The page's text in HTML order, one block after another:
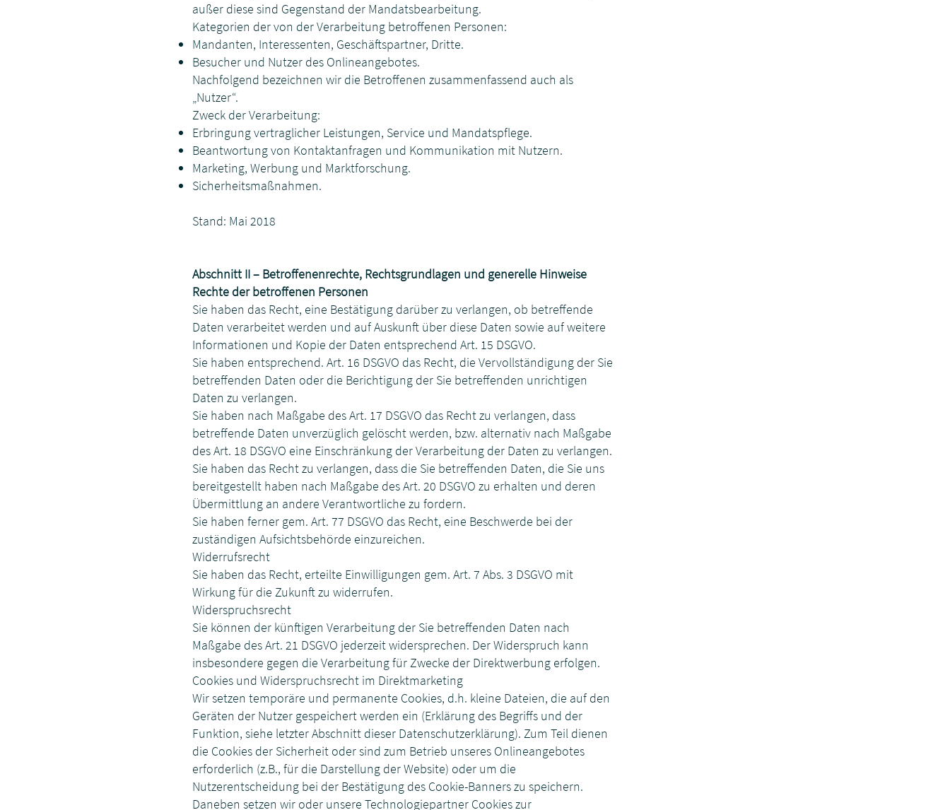
außer diese sind Gegenstand der Mandatsbearbeitung.
Kategorien der von der Verarbeitung betroffenen Personen:
Mandanten, Interessenten, Geschäftspartner, Dritte.
Besucher und Nutzer des Onlineangebotes.
Nachfolgend bezeichnen wir die Betroffenen zusammenfassend auch als
„Nutzer“.
Zweck der Verarbeitung:
Erbringung vertraglicher Leistungen, Service und Mandatspflege.
Beantwortung von Kontaktanfragen und Kommunikation mit Nutzern.
Marketing, Werbung und Marktforschung.
Sicherheitsmaßnahmen.
Stand: Mai 2018
Abschnitt II – Betroffenenrechte, Rechtsgrundlagen und generelle Hinweise
Rechte der betroffenen Personen
Sie haben das Recht, eine Bestätigung darüber zu verlangen, ob betreffende
Daten verarbeitet werden und auf Auskunft über diese Daten sowie auf weitere
Informationen und Kopie der Daten entsprechend Art. 15 DSGVO.
Sie haben entsprechend. Art. 16 DSGVO das Recht, die Vervollständigung der Sie
betreffenden Daten oder die Berichtigung der Sie betreffenden unrichtigen
Daten zu verlangen.
Sie haben nach Maßgabe des Art. 17 DSGVO das Recht zu verlangen, dass
betreffende Daten unverzüglich gelöscht werden, bzw. alternativ nach Maßgabe
des Art. 18 DSGVO eine Einschränkung der Verarbeitung der Daten zu verlangen.
Sie haben das Recht zu verlangen, dass die Sie betreffenden Daten, die Sie uns
bereitgestellt haben nach Maßgabe des Art. 20 DSGVO zu erhalten und deren
Übermittlung an andere Verantwortliche zu fordern.
Sie haben ferner gem. Art. 77 DSGVO das Recht, eine Beschwerde bei der
zuständigen Aufsichtsbehörde einzureichen.
Widerrufsrecht
Sie haben das Recht, erteilte Einwilligungen gem. Art. 7 Abs. 3 DSGVO mit
Wirkung für die Zukunft zu widerrufen.
Widerspruchsrecht
Sie können der künftigen Verarbeitung der Sie betreffenden Daten nach
Maßgabe des Art. 21 DSGVO jederzeit widersprechen. Der Widerspruch kann
insbesondere gegen die Verarbeitung für Zwecke der Direktwerbung erfolgen.
Cookies und Widerspruchsrecht im Direktmarketing
Wir setzen temporäre und permanente Cookies, d.h. kleine Dateien, die auf den
Geräten der Nutzer gespeichert werden ein (Erklärung des Begriffs und der
Funktion, siehe letzter Abschnitt dieser Datenschutzerklärung). Zum Teil dienen
die Cookies der Sicherheit oder sind zum Betrieb unseres Onlineangebotes
erforderlich (z.B., für die Darstellung der Website) oder um die
Nutzerentscheidung bei der Bestätigung des Cookie-Banners zu speichern.
Daneben setzen wir oder unsere Technologiepartner Cookies zur